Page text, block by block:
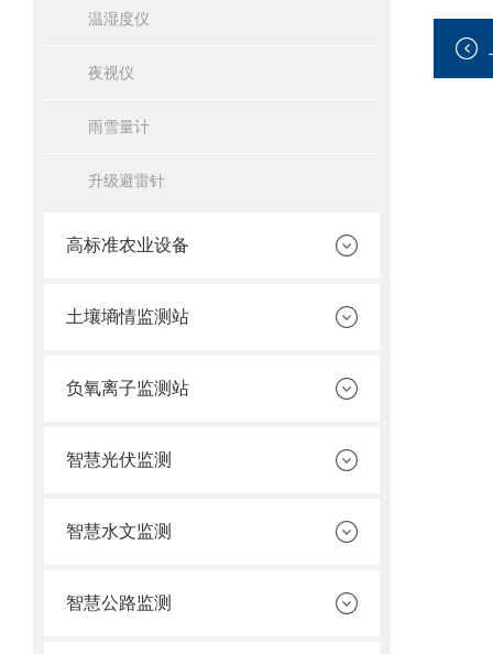
温湿度仪
夜视仪
雨雪量计
升级避雷针
高标准农业设备
土壤墒情监测站
负氧离子监测站
智慧光伏监测
智慧水文监测
智慧公路监测